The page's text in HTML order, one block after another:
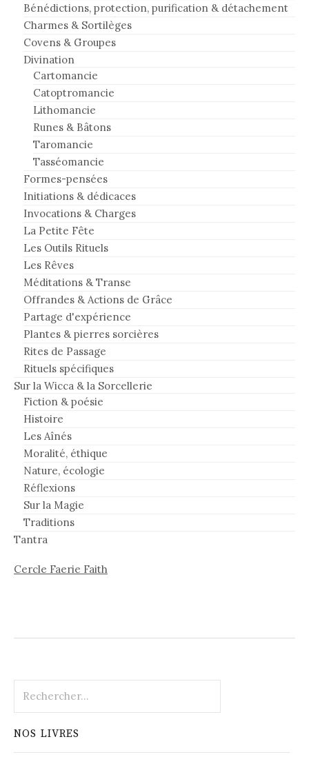
Bénédictions, protection, purification & détachement
Charmes & Sortilèges
Covens & Groupes
Divination
Cartomancie
Catoptromancie
Lithomancie
Runes & Bâtons
Taromancie
Tasséomancie
Formes-pensées
Initiations & dédicaces
Invocations & Charges
La Petite Fête
Les Outils Rituels
Les Rêves
Méditations & Transe
Offrandes & Actions de Grâce
Partage d'expérience
Plantes & pierres sorcières
Rites de Passage
Rituels spécifiques
Sur la Wicca & la Sorcellerie
Fiction & poésie
Histoire
Les Aînés
Moralité, éthique
Nature, écologie
Réflexions
Sur la Magie
Traditions
Tantra
Cercle Faerie Faith
NOS LIVRES